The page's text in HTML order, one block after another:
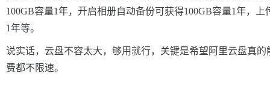
100GB容量1年，开启相册自动备份可获得100GB容量1年，上
1年等。
说实话，云盘不容太大，够用就行，关键是希望阿里云盘真
费都不限速。